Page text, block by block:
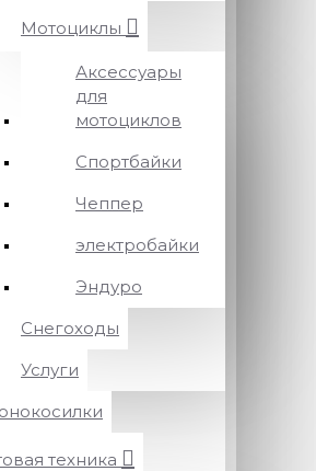
Мотоциклы
Аксессуары
для
мотоциклов
Спортбайки
Чеппер
электробайки
Эндуро
Снегоходы
Услуги
техника